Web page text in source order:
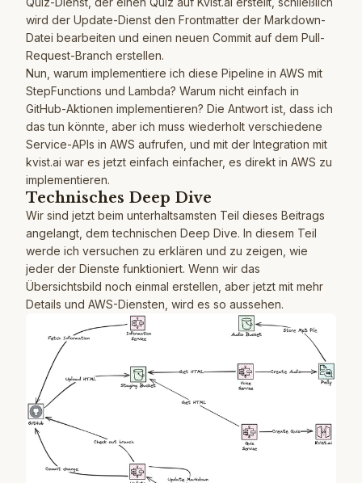
wird der Update-Dienst den Frontmatter der Markdown-
Datei bearbeiten und einen neuen Commit auf dem Pull-
Request-Branch erstellen.
Nun, warum implementiere ich diese Pipeline in AWS mit
StepFunctions und Lambda? Warum nicht einfach in
GitHub-Aktionen implementieren? Die Antwort ist, dass ich
das tun könnte, aber ich muss wiederholt verschiedene
Service-APIs in AWS aufrufen, und mit der Integration mit
kvist.ai war es jetzt einfach einfacher, es direkt in AWS zu
implementieren.
Technisches Deep Dive
Wir sind jetzt beim unterhaltsamsten Teil dieses Beitrags
angelangt, dem technischen Deep Dive. In diesem Teil
werde ich versuchen zu erklären und zu zeigen, wie
jeder der Dienste funktioniert. Wenn wir das
Übersichtsbild noch einmal erstellen, aber jetzt mit mehr
Details und AWS-Diensten, wird es so aussehen.